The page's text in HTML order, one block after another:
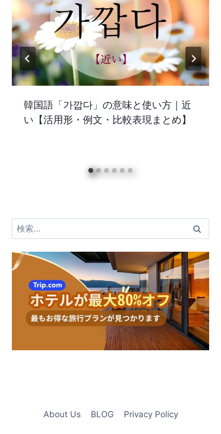
韓国語「가깝다」の意味と使い方｜近
い【活用形・例文・比較表現まとめ】
検
索:
About Us BLOG Privacy Policy